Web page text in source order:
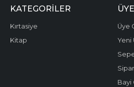
KATEGORILER
Kırtasiye
Kitap
Üye
Yeni
Bayi